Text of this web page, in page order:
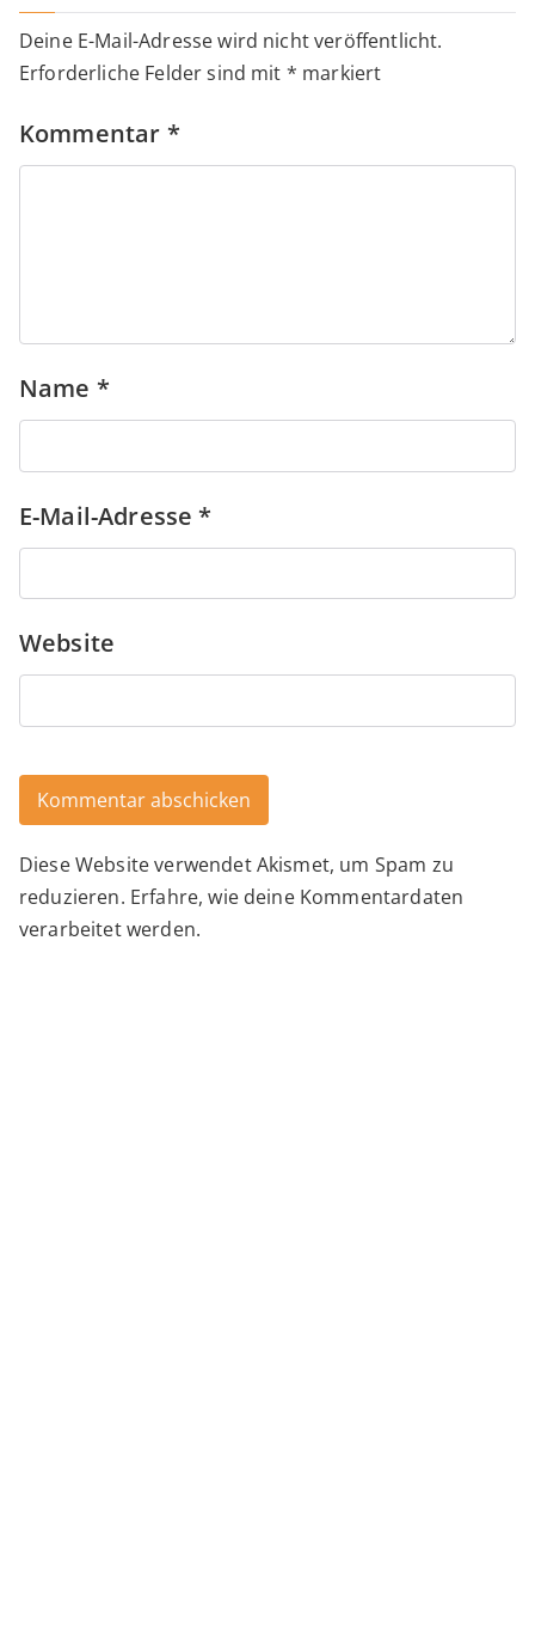
Deine E-Mail-Adresse wird nicht veröffentlicht.
Erforderliche Felder sind mit * markiert
Kommentar *
Name *
E-Mail-Adresse*
Website
Alternative:
Diese Website verwendet Akismet, um Spam zu
reduzieren. Erfahre, wie deine Kommentardaten
verarbeitet werden.